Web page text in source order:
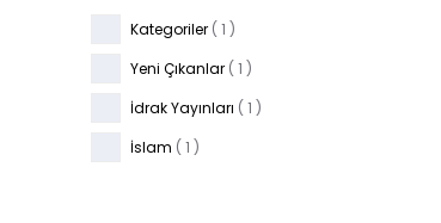
Kategoriler ( 1 )
Yeni Çıkanlar ( 1 )
İdrak Yayınları ( 1 )
İslam ( 1 )